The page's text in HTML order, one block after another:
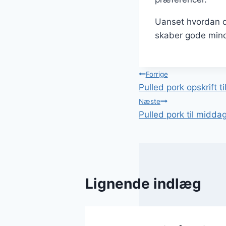
Uanset hvordan
skaber gode
Forrige
Pulled pork opskrift
Næste
Pulled pork til
Lignende indlæg